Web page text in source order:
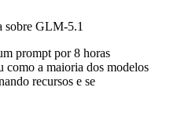
sobre GLM-5.1
prompt por 8 horas
como a maioria dos modelos
recursos e se